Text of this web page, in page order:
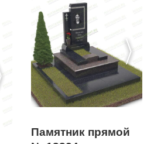
Памятник прямой